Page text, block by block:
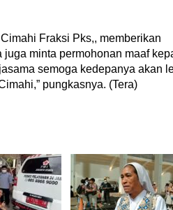
Fraksi Pks,, memberikan
minta permohonan maaf
semoga kedepanya akan
pungkasnya. (Tera)